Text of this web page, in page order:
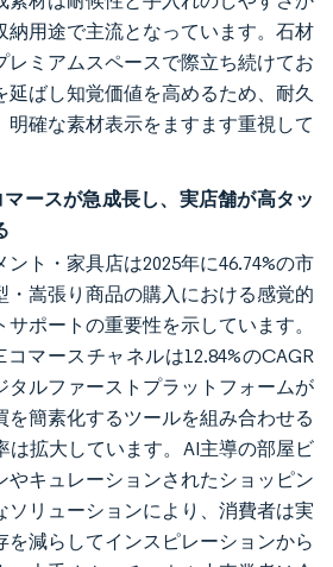
納用途で主流となっています。石材
レミアムスペースで際立ち続けてお
延ばし知覚価値を高めるため、耐久
明確な素材表示をますます重視して
ースが急成長し、実店舗が高タッ
ト・家具店は2025年に46.74%の市
・嵩張り商品の購入における感覚的
ポートの重要性を示しています。
マースチャネルは12.84%のCAGR
タルファーストプラットフォームが
を簡素化するツールを組み合わせる
は拡大しています。AI主導の部屋ビ
やキュレーションされたショッピン
ソリューションにより、消費者は実
を減らしてインスピレーションから